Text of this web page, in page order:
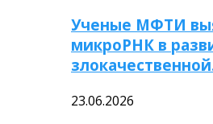
Ученые МФТИ
микроРНК в
23.06.2026